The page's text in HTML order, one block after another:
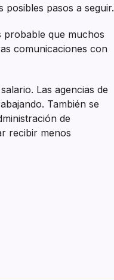
pasos a seguir.
probable que muchos
comunicaciones con
Las agencias de
También se
de
recibir menos